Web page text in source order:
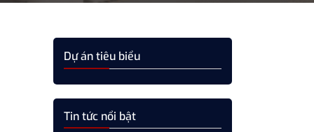
Dự án tiêu biểu
Tin tức nổi bật